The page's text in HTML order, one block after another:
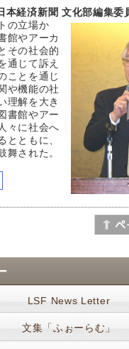
本経済新聞 文化部編集委
の立場か
館やアーカ
その社会的
通じて訴え
ことを通じ
や機能の社
理解を大き
書館やアー
々に社会へ
とともに、
舞された。
LSF News Letter
文集「ふぉーらむ」